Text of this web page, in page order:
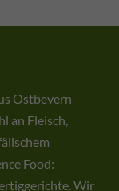
Ostbevern
an Fleisch,
Food:
Wir